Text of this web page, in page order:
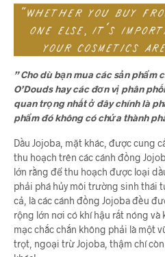
” Cho dù bạn mua các sản phẩm
O’Douds hay các đơn vị phân
quan trọng nhất ở đây chính là
phẩm đó không có chứa thành
Dầu Jojoba, mặt khác, được cung
thu hoạch trên các cánh đồng
lớn rằng để thu hoạch được loại
phải phá hủy môi trường sinh thái
cả, là các cánh đồng Jojoba đều
rộng lớn nơi có khí hậu rất nóng
mạc chắc chắn không phải là một
trọt, ngoại trừ Jojoba, thậm chí